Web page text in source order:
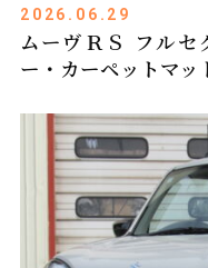
2026.06.29
ムーヴＲＳ フルセ
ー・カーペットマッ